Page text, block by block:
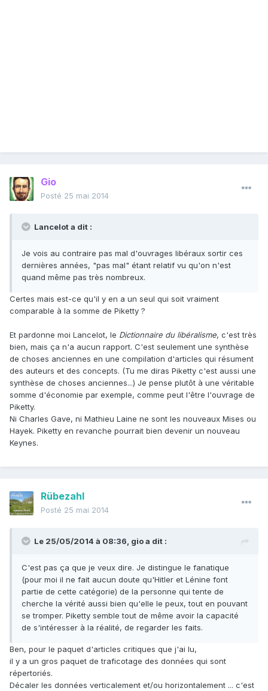
Gio
Posté 25 mai 2014
Lancelot a dit :
Je vois au contraire pas mal d'ouvrages libéraux sortir ces
dernières années, "pas mal" étant relatif vu qu'on n'est
quand même pas très nombreux.
Certes mais est-ce qu'il y en a un seul qui soit vraiment
comparable à la somme de Piketty ?
Et pardonne moi Lancelot, le Dictionnaire du libéralisme, c'est très
bien, mais ça n'a aucun rapport. C'est seulement une synthèse
de choses anciennes en une compilation d'articles qui résument
des auteurs et des concepts. (Tu me diras Piketty c'est aussi une
synthèse de choses anciennes...) Je pense plutôt à une véritable
somme d'économie par exemple, comme peut l'être l'ouvrage de
Piketty.
Ni Charles Gave, ni Mathieu Laine ne sont les nouveaux Mises ou
Hayek. Piketty en revanche pourrait bien devenir un nouveau
Keynes.
Rübezahl
Posté 25 mai 2014
Le 25/05/2014 à 08:36, gio a dit :
C'est pas ça que je veux dire. Je distingue le fanatique
(pour moi il ne fait aucun doute qu'Hitler et Lénine font
partie de cette catégorie) de la personne qui tente de
cherche la vérité aussi bien qu'elle le peux, tout en pouvant
se tromper. Piketty semble tout de même avoir la capacité
de s'intéresser à la réalité, de regarder les faits.
Ben, pour le paquet d'articles critiques que j'ai lu,
il y a un gros paquet de traficotage des données qui sont
répertoriés.
Décaler les données verticalement et/ou horizontalement ... c'est